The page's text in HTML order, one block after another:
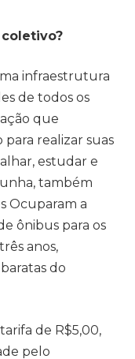
infraestrutura
de todos os
que
realizar suas
estudar e
também
Ocuparam a
ônibus para os
anos,
do
de R$5,00,
pelo